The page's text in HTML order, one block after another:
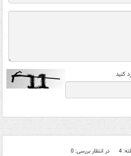
کنید
4 در انتظار بررسی: 0